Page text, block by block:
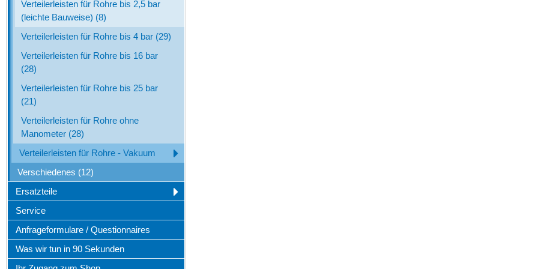
Verteilerleisten für Rohre bis 2,5 bar
(leichte Bauweise) (8)
Verteilerleisten für Rohre bis 4 bar (29)
Verteilerleisten für Rohre bis 16 bar
(28)
Verteilerleisten für Rohre bis 25 bar
(21)
Verteilerleisten für Rohre ohne
Manometer (28)
Verteilerleisten für Rohre - Vakuum
Verschiedenes (12)
Ersatzteile
Service
Anfrageformulare / Questionnaires
Was wir tun in 90 Sekunden